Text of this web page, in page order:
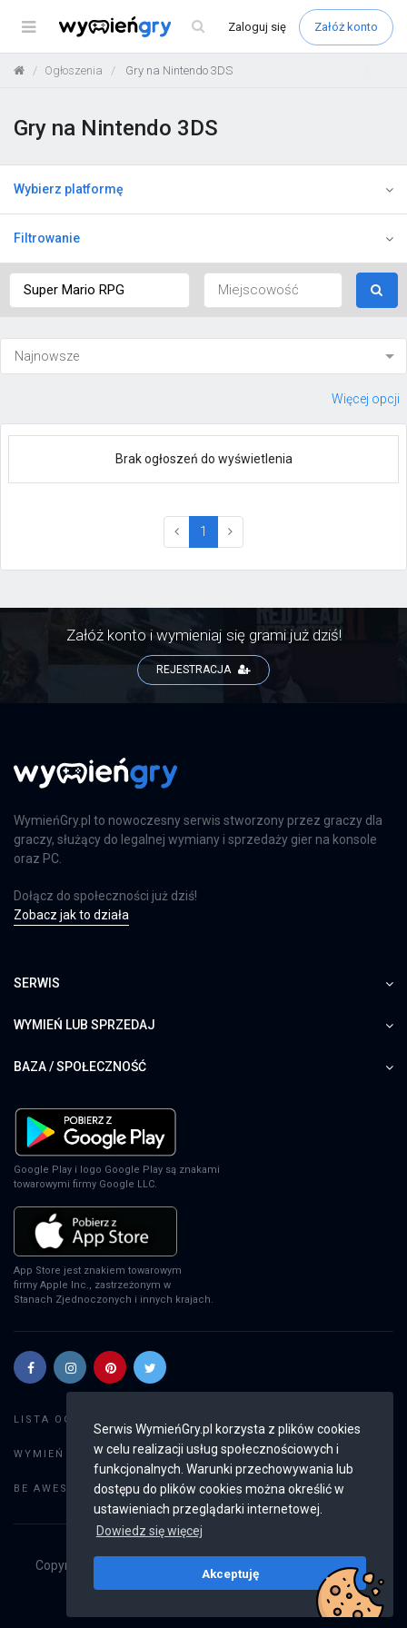
Serwis WymieńGry.pl korzysta z plików cookies
w celu realizacji usług społecznościowych i
funkcjonalnych. Warunki przechowywania lub
dostępu do plików cookies można określić w
ustawieniach przeglądarki internetowej.
Dowiedz się więcej
Akceptuję
Menu Zaloguj się Załóż konto
Ogłoszenia Gry na Nintendo 3DS
Gry na Nintendo 3DS
Wybierz platformę
Filtrowanie
Więcej opcji
Brak ogłoszeń do wyświetlenia
1 (current)
Załóż konto i wymieniaj się grami już dziś!
REJESTRACJA
WymieńGry.pl to nowoczesny serwis stworzony przez graczy dla
graczy, służący do legalnej wymiany i sprzedaży gier na konsole
oraz PC.
Dołącz do społeczności już dziś!
Zobacz jak to działa
SERWIS
WYMIEŃ LUB SPRZEDAJ
BAZA / SPOŁECZNOŚĆ
Google Play i logo Google Play są znakami
towarowymi firmy Google LLC.
App Store jest znakiem towarowym
firmy Apple Inc., zastrzeżonym w
Stanach Zjednoczonych i innych krajach.
LISTA OGŁOSZEŃ:
WYMIEŃ GRY: Dodaj ogłoszenie
BE AWESOME: Weryfikacja konta
Copyright © 2019 - 2026
Wszystkie prawa
v2.8.4